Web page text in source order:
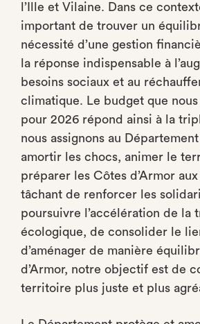
l’Ille et Vilaine. Dans ce
important de trouver un
nécessité d’une gestion
la réponse indispensable à
besoins sociaux et au
climatique. Le budget que
pour 2026 répond ainsi à la
nous assignons au
amortir les chocs, animer le
préparer les Côtes d’Armor
tâchant de renforcer les
poursuivre l’accélération de la
écologique, de consolider le
d’aménager de manière
d’Armor, notre objectif est de
territoire plus juste et plus